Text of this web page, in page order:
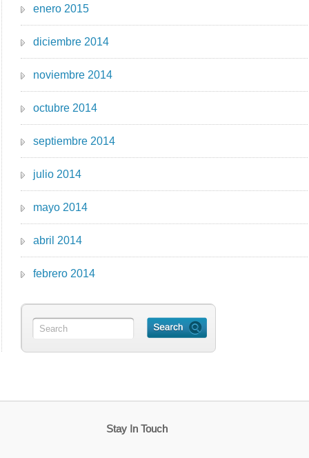
enero 2015
diciembre 2014
noviembre 2014
octubre 2014
septiembre 2014
julio 2014
mayo 2014
abril 2014
febrero 2014
Stay In Touch